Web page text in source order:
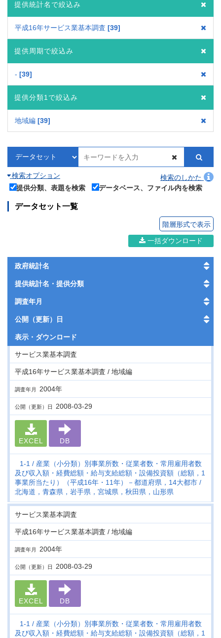
提供統計名で絞込み
平成16年サービス業基本調査 39
提供周期で絞込み
- 39
提供分類1で絞込み
地域編 39
検索オプション
検索のしかた
提供分類、表題を検索
データベース、ファイル内を検索
データセット一覧
階層形式で表示
一括ダウンロード
政府統計名
提供統計名・提供分類
調査年月
公開（更新）日
表示・ ダウンロード
サービス業基本調査
平成16年サービス業基本調査 / 地域編
調査年月 2004年
公開（更新）日 2008-03-29
EXCEL DB
1-1
産業（小分類）別事業所数・従業者数・常用雇用者数
及び収入額・経費総額・給与支給総額・設備投資額（総額，1
事業所当たり）（平成16年・11年）－都道府県，14大都市
北海道，青森県，岩手県，宮城県，秋田県，山形県
サービス業基本調査
平成16年サービス業基本調査 / 地域編
調査年月 2004年
公開（更新）日 2008-03-29
EXCEL DB
1-1
産業（小分類）別事業所数・従業者数・常用雇用者数
及び収入額・経費総額・給与支給総額・設備投資額（総額，1